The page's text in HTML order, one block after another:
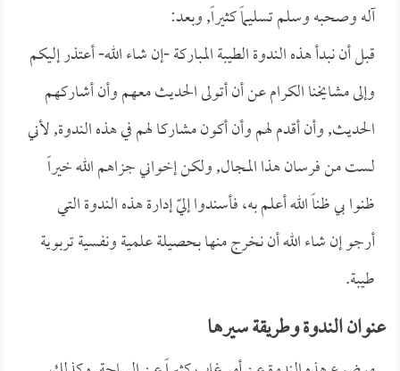
آله وصحبه وسلم تسليماً كثيراً, وبعد:
قبل أن نبدأ هذه الندوة الطيبة المباركة -إن شاء الله- أعتذر إليكم
وإلى مشايخنا الكرام عن أن أتولى الحديث معهم وأن أشاركهم
الحديث, وأن أقدم لهم وأن أكون مشاركا لهم في هذه الندوة, لأني
لست من فرسان هذا المجال, ولكن إخواني جزاهم الله خيراً
ظنوا بي ظناً الله أعلم به، فأسندوا إليّ إدارة هذه الندوة التي
أرجو إن شاء الله أن نخرج منها بحصيلة علمية ونفسية تربوية
طيبة.
عنوان الندوة وطريقة سيرها